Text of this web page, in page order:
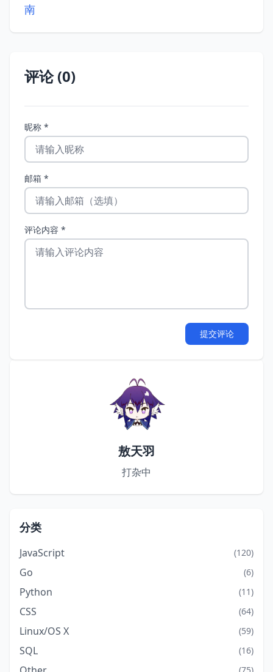
南
评论 (0)
昵称 *
邮箱 *
评论内容 *
提交评论
敖天羽
打杂中
分类
JavaScript (120)
Go (6)
Python (11)
CSS (64)
Linux/OS X (59)
SQL (16)